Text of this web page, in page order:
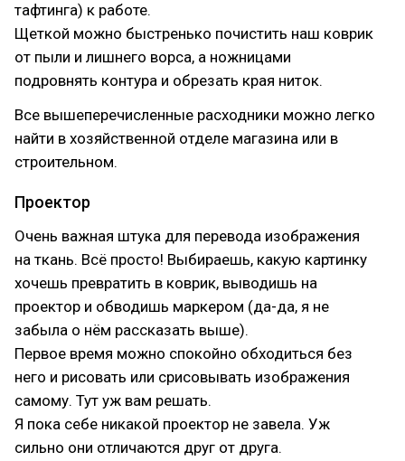
тафтинга) к работе.
Щеткой можно быстренько почистить наш коврик
от пыли и лишнего ворса, а ножницами
подровнять контура и обрезать края ниток.
Все вышеперечисленные расходники можно легко
найти в хозяйственной отделе магазина или в
строительном.
Проектор
Очень важная штука для перевода изображения
на ткань. Всё просто! Выбираешь, какую картинку
хочешь превратить в коврик, выводишь на
проектор и обводишь маркером (да-да, я не
забыла о нём рассказать выше).
Первое время можно спокойно обходиться без
него и рисовать или срисовывать изображения
самому. Тут уж вам решать.
Я пока себе никакой проектор не завела. Уж
сильно они отличаются друг от друга.